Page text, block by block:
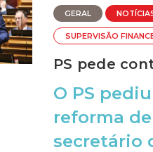
GERAL
SUPERVISÃO
PS pede
O PS
reforma
secretário